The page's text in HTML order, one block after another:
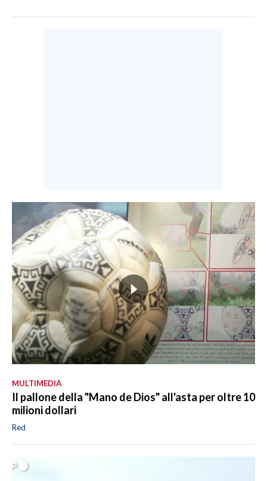
MULTIMEDIA
Il pallone della "Mano de Dios" all'asta per oltre 10
milioni dollari
Red